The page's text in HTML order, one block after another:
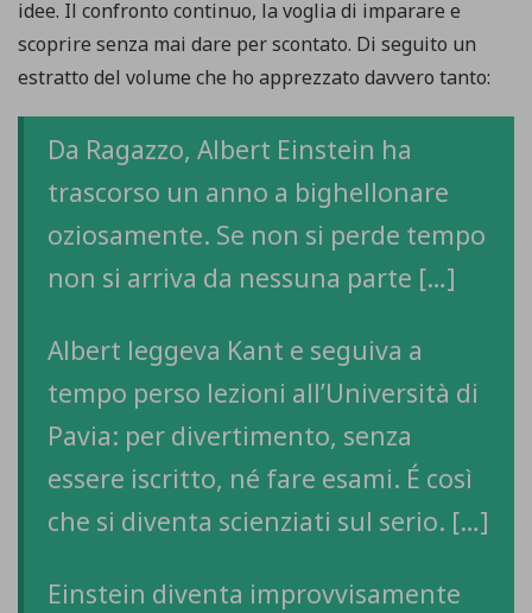
idee. Il confronto continuo, la voglia di imparare e
scoprire senza mai dare per scontato. Di seguito un
estratto del volume che ho apprezzato davvero tanto:
Da Ragazzo, Albert Einstein ha
trascorso un anno a bighellonare
oziosamente. Se non si perde tempo
non si arriva da nessuna parte […]
Albert leggeva Kant e seguiva a
tempo perso lezioni all’Università di
Pavia: per divertimento, senza
essere iscritto, né fare esami. É così
che si diventa scienziati sul serio. […]
Einstein diventa improvvisamente